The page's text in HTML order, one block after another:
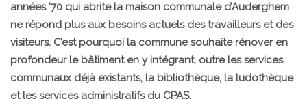
années ’70 qui abrite la maison communale d’Auderghem
ne répond plus aux besoins actuels des travailleurs et des
visiteurs. C’est pourquoi la commune souhaite rénover en
profondeur le bâtiment en y intégrant, outre les services
communaux déjà existants, la bibliothèque, la ludothèque
et les services administratifs du CPAS.